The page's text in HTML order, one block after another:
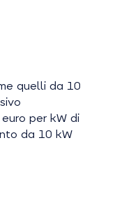
quelli da 10
per kW di
da 10 kW